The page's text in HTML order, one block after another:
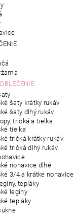
šaty krátky rukáv
šaty dlhý rukáv
tričká a tielka
tielka
tričká krátky rukáv
tričká dlhý rukáv
nohavice dlhé
3/4 a krátke nohavice
tepláky
legíny
tepláky